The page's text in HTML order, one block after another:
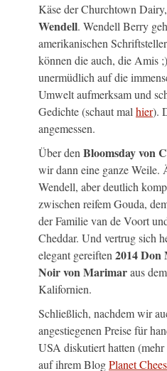
Käse der Churchtown
Wendell. Wendell Berry
amerikanischen
können die auch, die Amis
unermüdlich auf die
Umwelt aufmerksam und
Gedichte (schaut mal hier).
angemessen.
Über den Bloomsday von
wir dann eine ganze Weile.
Wendell, aber deutlich
zwischen reifem Gouda,
der Familie van de Voort
Cheddar. Und vertrug sich
elegant gereiften 2014
Noir von Marimaraus
Kalifornien.
Schließlich, nachdem wir
angestiegenen Preise für
USA diskutiert hatten
auf ihrem BlogPlanet